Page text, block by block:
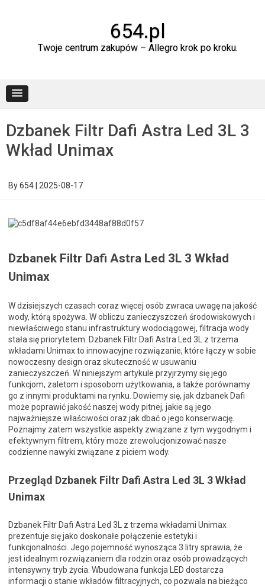
654.pl
Twoje centrum zakupów – Allegro krok po kroku.
Dzbanek Filtr Dafi Astra Led 3L 3
Wkład Unimax
By654 2025-08-17
Dzbanek Filtr Dafi Astra Led 3L 3 Wkład
Unimax
W dzisiejszych czasach coraz więcej osób zwraca uwagę na jakość
wody, którą spożywa. W obliczu zanieczyszczeń środowiskowych i
niewłaściwego stanu infrastruktury wodociągowej, filtracja wody
stała się priorytetem. Dzbanek Filtr Dafi Astra Led 3L z trzema
wkładami Unimax to innowacyjne rozwiązanie, które łączy w sobie
nowoczesny design oraz skuteczność w usuwaniu
zanieczyszczeń. W niniejszym artykule przyjrzymy się jego
funkcjom, zaletom i sposobom użytkowania, a także porównamy
go z innymi produktami na rynku. Dowiemy się, jak dzbanek Dafi
może poprawić jakość naszej wody pitnej, jakie są jego
najważniejsze właściwości oraz jak dbać o jego konserwację.
Poznajmy zatem wszystkie aspekty związane z tym wygodnym i
efektywnym filtrem, który może zrewolucjonizować nasze
codzienne nawyki związane z piciem wody.
Przegląd Dzbanek Filtr Dafi Astra Led 3L 3 Wkład
Unimax
Dzbanek Filtr Dafi Astra Led 3L z trzema wkładami Unimax
prezentuje się jako doskonałe połączenie estetyki i
funkcjonalności. Jego pojemność wynosząca 3 litry sprawia, że
jest idealnym rozwiązaniem dla rodzin oraz osób prowadzących
intensywny tryb życia. Wbudowana funkcja LED dostarcza
informacji o stanie wkładów filtracyjnych, co pozwala na bieżąco